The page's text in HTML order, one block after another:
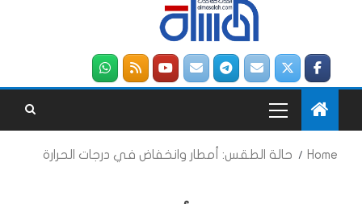
Home حالة الطقس: أمطار وانخفاض في درجات الحرارة